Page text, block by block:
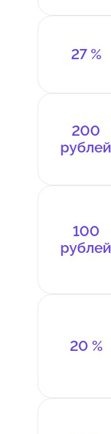
27 %
200
рублей
100
рублей
20 %